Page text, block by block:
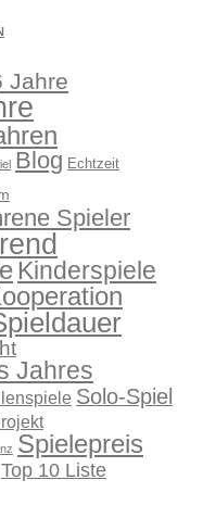
Jahre
Blog Echtzeit
Spieler
Kinderspiele
Jahres
Solo-Spiel
Spielepreis
Top 10 Liste